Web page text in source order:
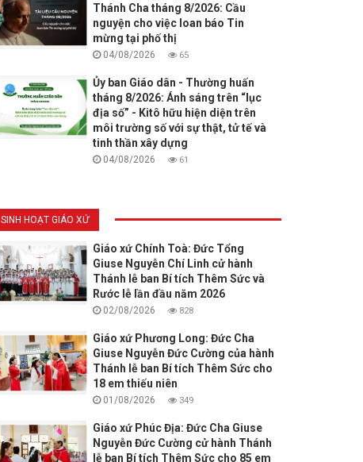
Thánh Cha tháng 8/2026: Cầu
nguyện cho việc loan báo Tin
mừng tại phố thị
04/08/2026 65
Ủy ban Giáo dân - Thường huấn
tháng 8/2026: Ánh sáng trên “lục
địa số” - Kitô hữu hiện diện trên
môi trường số với sự thật, tử tế và
tinh thần xây dựng
04/08/2026 61
SINH HOẠT GIÁO XỨ
Giáo xứ Chính Toà: Đức Tổng
Giuse Nguyễn Chí Linh cử hành
Thánh lễ ban Bí tích Thêm Sức và
Rước lễ lần đầu năm 2026
02/08/2026 828
Giáo xứ Phương Long: Đức Cha
Giuse Nguyễn Đức Cường của hành
Thánh lễ ban Bí tích Thêm Sức cho
18 em thiếu niên
01/08/2026 349
Giáo xứ Phúc Địa: Đức Cha Giuse
Nguyễn Đức Cường cử hành Thánh
lễ ban Bí tích Thêm Sức cho 85 em